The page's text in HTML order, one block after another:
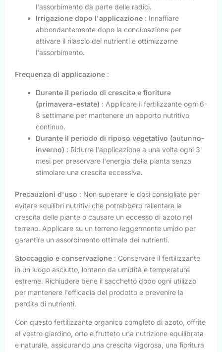
l'assorbimento da parte delle radici.
Irrigazione dopo l'applicazione : Innaffiare
abbondantemente dopo la concimazione per
attivare il rilascio dei nutrienti e ottimizzarne
l'assorbimento.
Frequenza di applicazione :
Durante il periodo di crescita e fioritura
(primavera-estate) : Applicare il fertilizzante ogni 6-
8 settimane per mantenere un apporto nutritivo
continuo.
Durante il periodo di riposo vegetativo (autunno-
inverno) : Ridurre l'applicazione a una volta ogni 3
mesi per preservare l'energia della pianta senza
stimolare una crescita eccessiva.
Precauzioni d'uso : Non superare le dosi consigliate per
evitare squilibri nutritivi che potrebbero rallentare la
crescita delle piante o causare un eccesso di azoto nel
terreno. Applicare su un terreno leggermente umido per
garantire un assorbimento ottimale dei nutrienti.
Stoccaggio e conservazione : Conservare il fertilizzante
in un luogo asciutto, lontano da umidità e temperature
estreme. Richiudere bene il sacchetto dopo ogni utilizzo
per mantenere l'efficacia del prodotto e prevenire la
perdita di nutrienti.
Con questo fertilizzante organico completo di azoto, offrite
al vostro giardino, orto e frutteto una nutrizione equilibrata
e naturale, assicurando una crescita vigorosa, una fioritura